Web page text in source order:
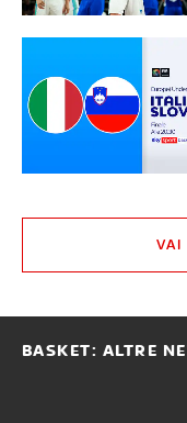
VAI
BASKET: ALTRE